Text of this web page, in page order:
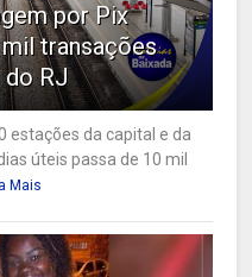
por Pix
transações
do RJ
estações da capital e da
úteis passa de 10 mil
Mais